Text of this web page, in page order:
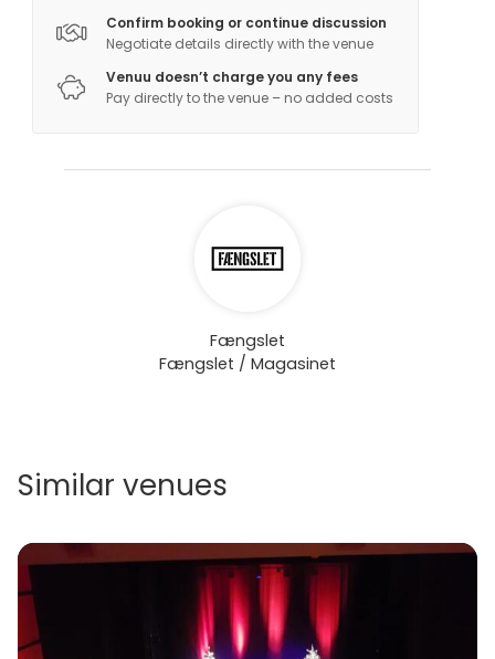
Confirm booking or continue discussion
Negotiate details directly with the venue
Venuu doesn’t charge you any fees
Pay directly to the venue – no added costs
Fængslet
Fængslet / Magasinet
Similar venues